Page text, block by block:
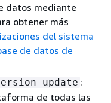
datos mediante
obtener más
del sistema
de datos de
update :
de todas las